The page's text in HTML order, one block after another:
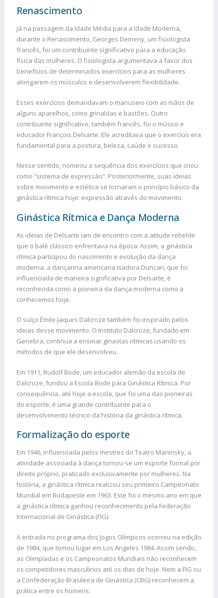
Renascimento
Já na passagem da Idade Média para a Idade Moderna,
durante o Renascimento, Georges Demenÿ, um fisiologista
francês, foi um contribuinte significativo para a educação
física das mulheres. O fisiologista argumentava a favor dos
benefícios de determinados exercícios para as mulheres
alongarem os músculos e desenvolverem flexibilidade.
Esses exercícios demandavam o manuseio com as mãos de
alguns aparelhos, como grinaldas e bastões. Outro
contribuinte significativo, também francês, foi o músico e
educador François Delsarte. Ele acreditava que o exercício era
fundamental para a postura, beleza, saúde e sucesso.
Nesse sentido, nomeou a sequência dos exercícios que criou
como “sistema de expressão”. Posteriormente, suas ideias
sobre movimento e estética se tornaram o princípio básico da
ginástica rítmica hoje: expressão através do movimento.
Ginástica Rítmica e Dança Moderna
As ideias de Delsarte iam de encontro com a atitude rebelde
que o balé clássico enfrentava na época. Assim, a ginástica
rítmica participou do nascimento e evolução da dança
moderna. a dançarina americana Isadora Duncan, que foi
influenciada de maneira significativa por Delsarte, é
reconhecida como a pioneira da dança moderna como a
conhecemos hoje.
O suíço Émile-Jaques Dalcroze também foi inspirado pelos
ideias desse movimento. O Instituto Dalcroze, fundado em
Genebra, continua a ensinar ginastas rítmicas usando os
métodos de que ele desenvolveu.
Em 1911, Rudolf Bode, um educador alemão da escola de
Dalcroze, fundou a Escola Bode para Ginástica Rítmica. Por
consequência, até hoje a escola, que foi uma das pioneiras
do esporte, é uma grande contribuinte para o
desenvolvimento técnico da história da ginástica rítmica.
Formalização do esporte
Em 1946, influenciada pelos mestres do Teatro Mariinsky, a
atividade associada à dança tornou-se um esporte formal por
direito próprio, praticado exclusivamente por mulheres. Na
história, a ginástica rítmica realizou seu primeiro Campeonato
Mundial em Budapeste em 1963. Este foi o mesmo ano em que
a ginástica rítmica ganhou reconhecimento pela Federação
Internacional de Ginástica (FIG).
A entrada no programa dos Jogos Olímpicos ocorreu na edição
de 1984, que tomou lugar em Los Angeles 1984. Assim sendo,
as Olimpíadas e os Campeonatos Mundiais não reconhecem
os competidores masculinos até os dias de hoje. Nem a FIG ou
a Confederação Brasileira de Ginástica (CBG) reconhecem a
prática entre os homens.